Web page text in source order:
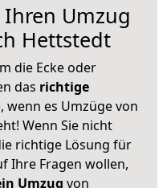
Ihren Umzug
Hettstedt
die Ecke oder
das richtige
wenn es Umzüge von
Wenn Sie nicht
richtige Lösung für
Ihre Fragen wollen,
Umzug von